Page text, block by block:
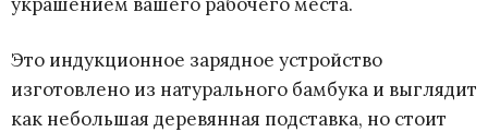
Это индукционное зарядное устройство
изготовлено из натурального бамбука и выглядит
как небольшая деревянная подставка, но стоит